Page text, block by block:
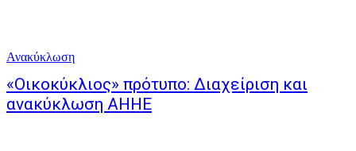
Ανακύκλωση
«Οικοκύκλιος» πρότυπο: Διαχείριση και
ανακύκλωση ΑΗΗΕ